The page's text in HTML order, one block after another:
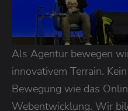
Als Agentur bewegen
innovativem Terrain.
Bewegung wie das
Webentwicklung. Wir